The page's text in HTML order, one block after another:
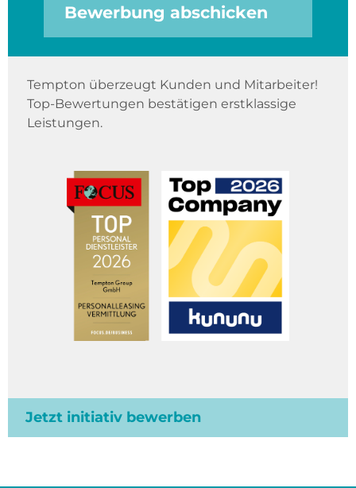
Bewerbung abschicken
Tempton überzeugt Kunden und Mitarbeiter!
Top-Bewertungen bestätigen erstklassige
Leistungen.
Jetzt initiativ bewerben